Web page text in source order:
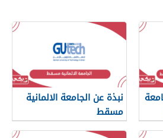
نبذة عن الجامعة الالمانية
مسقط